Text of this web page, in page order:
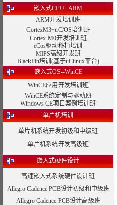
嵌入式CPU--ARM
ARM开发培训班
CortexM3+uC/OS培训班
Cortex-M0开发培训班
eCos驱动移植培训
MIPS高级开发班
BlackFin培训(基于uClinux平台)
嵌入式OS--WinCE
WinCE应用开发培训班
WinCE系统定制与驱动班
Windows CE项目案例培训班
单片机培训
单片机系统开发初级和中级班
单片机系统开发高级班
嵌入式硬件设计
高速嵌入式系统硬件设计班
Allegro Cadence PCB设计初级和中级班
Allegro Cadence PCB设计高级班